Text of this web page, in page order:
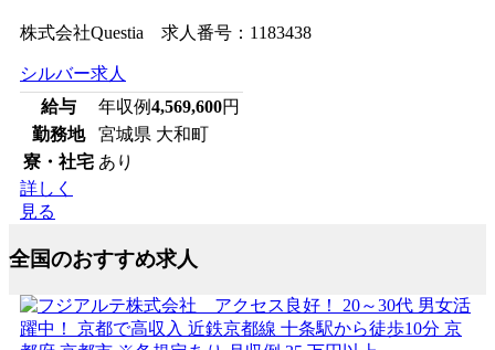
株式会社Questia 求人番号：1183438
シルバー求人
給与
年収例4,569,600円
勤務地
宮城県 大和町
寮・社宅 あり
詳しく
見る
全国のおすすめ求人